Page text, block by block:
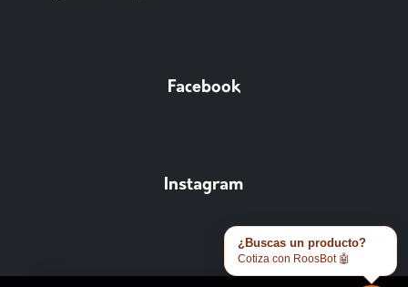
Facebook
Instagram
¿Buscas un producto?
Cotiza con RoosBot 🤖